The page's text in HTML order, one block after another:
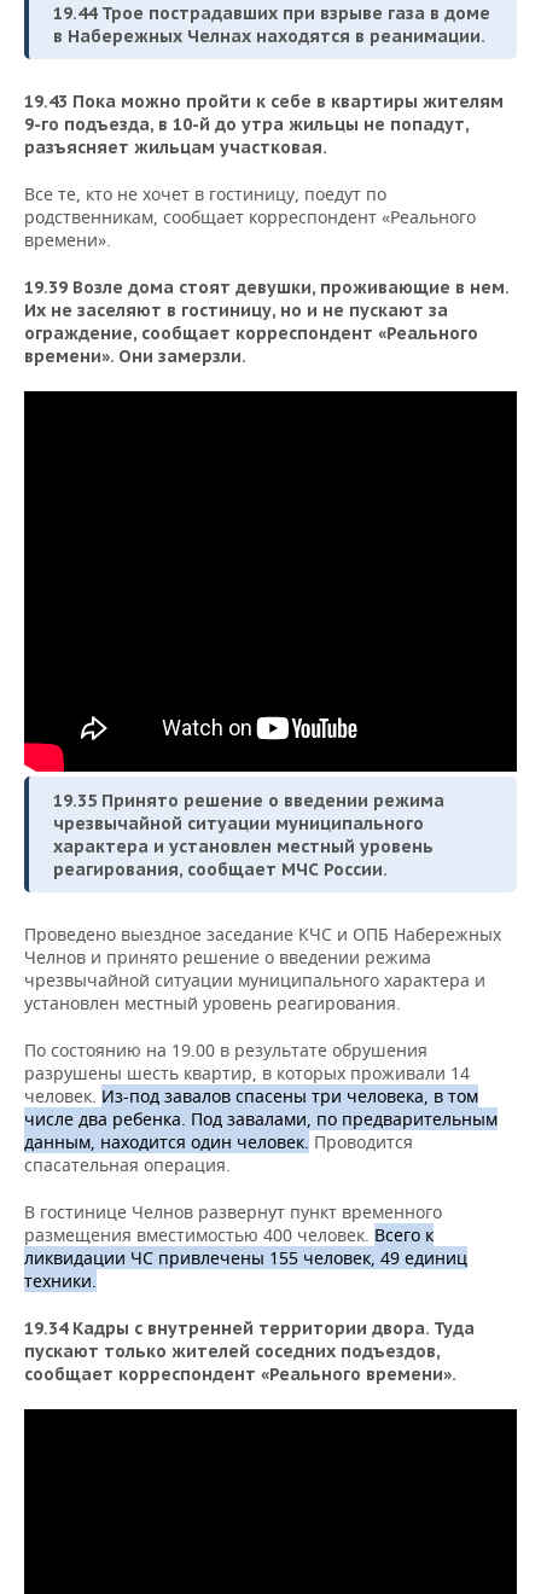
19.44 Трое пострадавших при взрыве газа в доме
в Набережных Челнах находятся в реанимации.
19.43 Пока можно пройти к себе в квартиры жителям
9-го подъезда, в 10-й до утра жильцы не попадут,
разъясняет жильцам участковая.
Все те, кто не хочет в гостиницу, поедут по
родственникам, сообщает корреспондент «Реального
времени».
19.39 Возле дома стоят девушки, проживающие в нем.
Их не заселяют в гостиницу, но и не пускают за
ограждение, сообщает корреспондент «Реального
времени». Они замерзли.
19.35 Принято решение о введении режима
чрезвычайной ситуации муниципального
характера и установлен местный уровень
реагирования, сообщает МЧС России.
Проведено выездное заседание КЧС и ОПБ Набережных
Челнов и принято решение о введении режима
чрезвычайной ситуации муниципального характера и
установлен местный уровень реагирования.
По состоянию на 19.00 в результате обрушения
разрушены шесть квартир, в которых проживали 14
человек. Из-под завалов спасены три человека, в том
числе два ребенка. Под завалами, по предварительным
данным, находится один человек. Проводится
спасательная операция.
В гостинице Челнов развернут пункт временного
размещения вместимостью 400 человек. Всего к
ликвидации ЧС привлечены 155 человек, 49 единиц
техники.
19.34 Кадры с внутренней территории двора. Туда
пускают только жителей соседних подъездов,
сообщает корреспондент «Реального времени».